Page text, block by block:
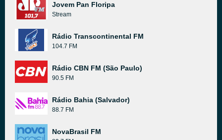
Jovem Pan Floripa
Stream
Rádio Transcontinental FM
104.7 FM
Rádio CBN FM (São Paulo)
90.5 FM
Rádio Bahia (Salvador)
88.7 FM
NovaBrasil FM